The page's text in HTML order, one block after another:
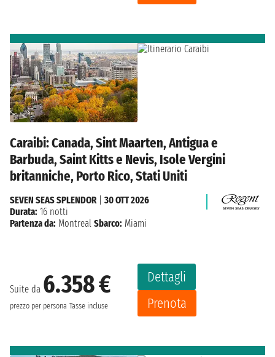
Caraibi: Canada, Sint Maarten, Antigua e
Barbuda, Saint Kitts e Nevis, Isole Vergini
britanniche, Porto Rico, Stati Uniti
Suite da 6.358 €
prezzo per persona Tasse incluse
Dettagli
Prenota
SEVEN SEAS SPLENDOR| 30 OTT 2026
Durata: 16 notti
Partenza da: Montreal Sbarco: Miami